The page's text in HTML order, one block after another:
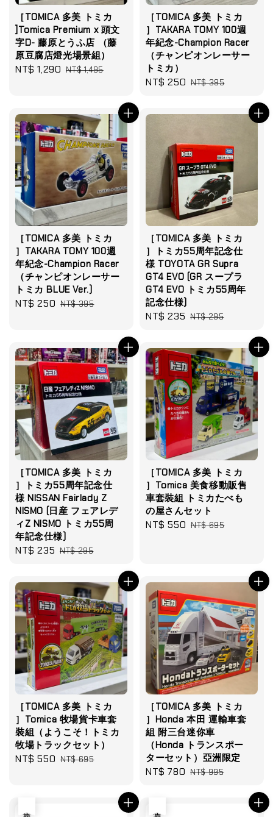
［TOMICA 多美 トミカ
]Tomica Premium x 頭文
字D- 藤原とうふ店 （藤
原豆腐店燈光場景組）
Sale
NT$ 1,290 Regular
NT$ 1,495
［TOMICA 多美 トミカ
］TAKARA TOMY 100週
年紀念-Champion Racer
（チャンピオンレーサー
トミカ）
Sale
NT$ 250 Regular
NT$ 395
［TOMICA 多美 トミカ
］TAKARA TOMY 100週
年紀念-Champion Racer
（チャンピオンレーサー
トミカ BLUE Ver.)
Sale
NT$ 250 Regular
NT$ 395
［TOMICA 多美 トミカ
］トミカ55周年記念仕
様 TOYOTA GR Supra
GT4 EVO (GR スープラ
GT4 EVO トミカ55周年
記念仕様)
Sale
NT$ 235 Regular
NT$ 295
［TOMICA 多美 トミカ
］トミカ55周年記念仕
様 NISSAN Fairlady Z
NISMO (日産 フェアレデ
ィZ NISMO トミカ55周
年記念仕様)
Sale
NT$ 235 Regular
NT$ 295
［TOMICA 多美 トミカ
］Tomica 美食移動販售
車套裝組 トミカたべも
の屋さんセット
Sale
NT$ 550 Regular
NT$ 695
［TOMICA 多美 トミカ
］Tomica 牧場貨卡車套
裝組（ようこそ！トミカ
牧場トラックセット）
Sale
NT$ 550 Regular
NT$ 695
［TOMICA 多美 トミカ
］Honda 本田 運輸車套
組 附三台迷你車
（Honda トランスポー
ターセット）亞洲限定
Sale
NT$ 780 Regular
NT$ 995